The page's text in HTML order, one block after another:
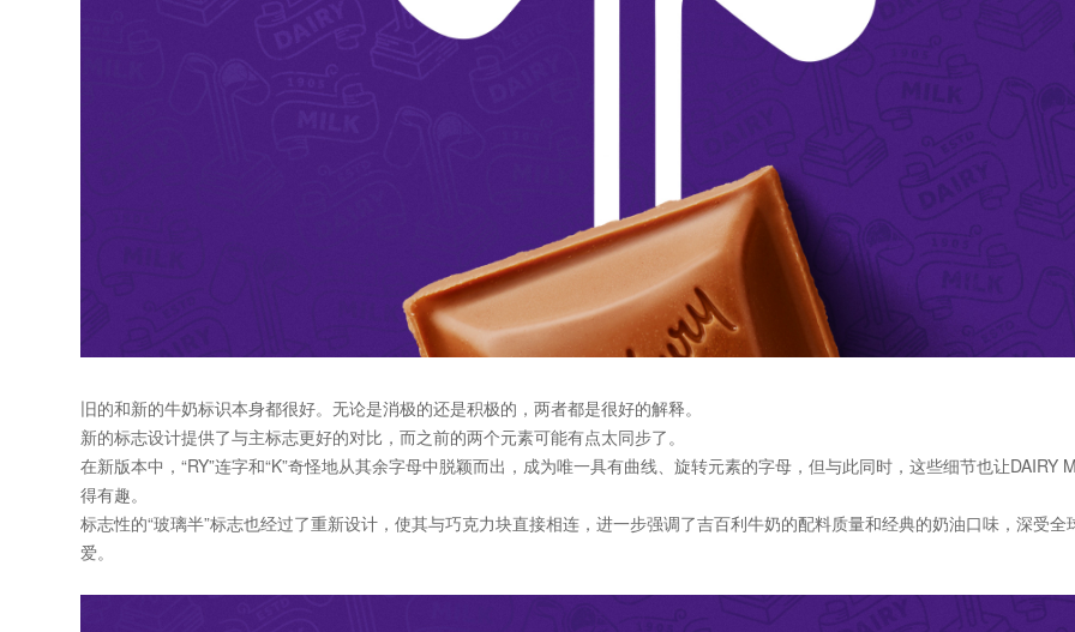
旧的和新的牛奶标识本身都很好。无论是消极的还是积极的，两者都是很好的解释。
新的标志设计提供了与主标志更好的对比，而之前的两个元素可能有点太同步了。
在新版本中，“RY”连字和“K”奇怪地从其余字母中脱颖而出，成为唯一具有曲线、旋转元素的字母，但与此同时，这些细节也让DAIRY
得有趣。
标志性的“玻璃半”标志也经过了重新设计，使其与巧克力块直接相连，进一步强调了吉百利牛奶的配料质量和经典的奶油口味，深受全
爱。